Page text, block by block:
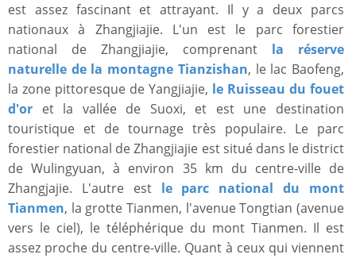
est assez fascinant et attrayant. Il y a deux parcs
nationaux à Zhangjiajie. L'un est le parc forestier
national de Zhangjiajie, comprenant la réserve
naturelle de la montagne Tianzishan, le lac Baofeng,
la zone pittoresque de Yangjiajie, le Ruisseau du fouet
d'or et la vallée de Suoxi, et est une destination
touristique et de tournage très populaire. Le parc
forestier national de Zhangjiajie est situé dans le district
de Wulingyuan, à environ 35 km du centre-ville de
Zhangjajie. L'autre estle parc national du mont
Tianmen, la grotte Tianmen, l'avenue Tongtian (avenue
vers le ciel), le téléphérique du mont Tianmen. Il est
assez proche du centre-ville. Quant à ceux qui viennent